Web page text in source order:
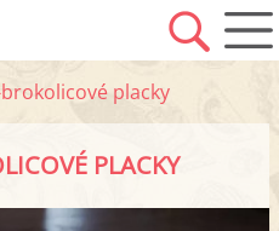
placky
PLACKY